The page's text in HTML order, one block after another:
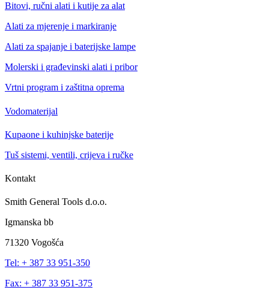
Bitovi, ručni alati i kutije za alat
Alati za mjerenje i markiranje
Alati za spajanje i baterijske lampe
Molerski i građevinski alati i pribor
Vrtni program i zaštitna oprema
Vodomaterijal
Kupaone i kuhinjske baterije
Tuš sistemi, ventili, crijeva i ručke
Kontakt
Smith General Tools d.o.o.
Igmanska bb
71320 Vogošća
Tel: + 387 33 951-350
Fax: + 387 33 951-375